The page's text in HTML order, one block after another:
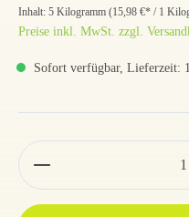
Inhalt: 5 Kilogramm (15,98 €* / 1
Preise inkl. MwSt. zzgl.
Sofort verfügbar, Lieferzeit: